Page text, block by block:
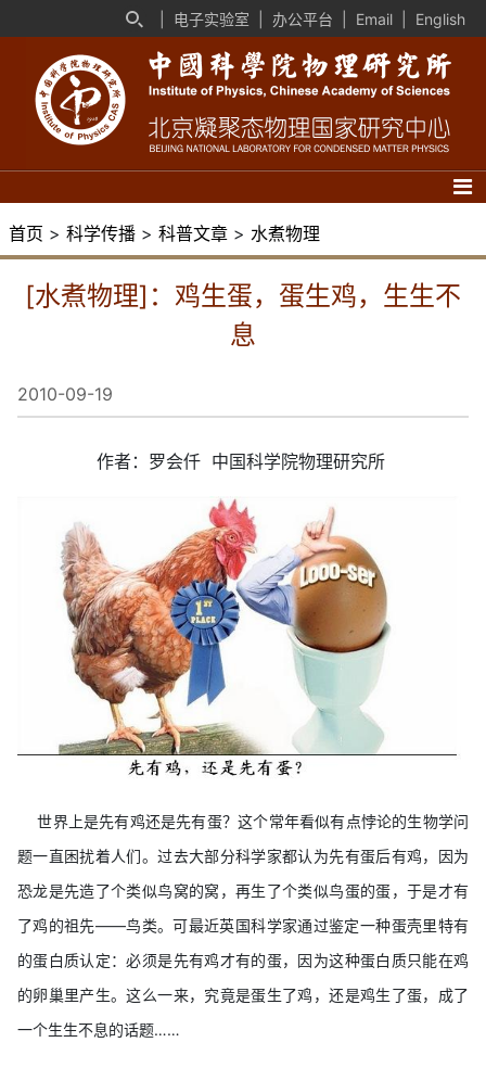
电子实验室 办公平台 Email English
首页 > 科学传播 > 科普文章 > 水煮物理
[水煮物理]：鸡生蛋，蛋生鸡，生生不
息
2010-09-19
作者：罗会仟 中国科学院物理研究所
世界上是先有鸡还是先有蛋？这个常年看似有点悖论的生物学问
题一直困扰着人们。过去大部分科学家都认为先有蛋后有鸡，因为
恐龙是先造了个类似鸟窝的窝，再生了个类似鸟蛋的蛋，于是才有
了鸡的祖先——鸟类。可最近英国科学家通过鉴定一种蛋壳里特有
的蛋白质认定：必须是先有鸡才有的蛋，因为这种蛋白质只能在鸡
的卵巢里产生。这么一来，究竟是蛋生了鸡，还是鸡生了蛋，成了
一个生生不息的话题……